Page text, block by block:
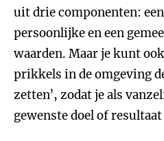
uit drie componenten:
persoonlijke en een
waarden. Maar je kunt
prikkels in de omgeving
zetten’, zodat je als
gewenste doel of